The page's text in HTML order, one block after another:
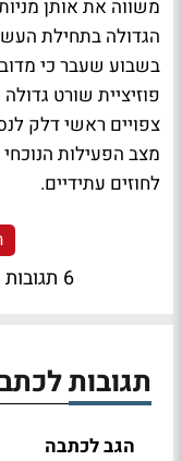
משווה את אותן
הגדולה בתחילת
בשבוע שעבר כי
פוזיציית שורט
צפויים ראשי דלק
מצב הפעילות
לחוזים עתידיים.
6 תגובות
תגובות
הגב לכתבה